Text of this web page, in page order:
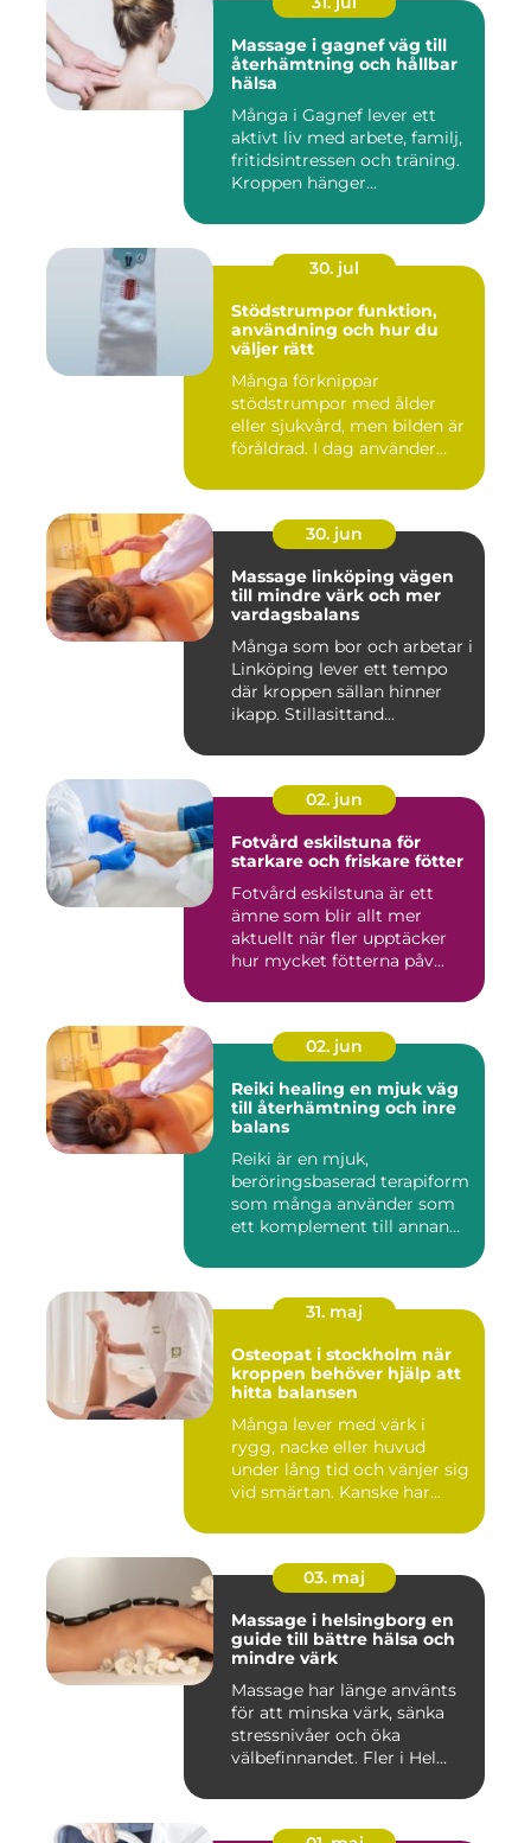
Massage i gagnef väg till
återhämtning och hållbar
hälsa
Många i Gagnef lever ett
aktivt liv med arbete, familj,
fritidsintressen och träning.
Kroppen hänger...
30. jul
Stödstrumpor funktion,
användning och hur du
väljer rätt
Många förknippar
stödstrumpor med ålder
eller sjukvård, men bilden är
föråldrad. I dag använder
30. jun
Massage linköping vägen
till mindre värk och mer
vardagsbalans
Många som bor och arbetar i
Linköping lever ett tempo
där kroppen sällan hinner
ikapp. Stillasittand...
02. jun
Fotvård eskilstuna för
starkare och friskare fötter
Fotvård eskilstuna är ett
ämne som blir allt mer
aktuellt när fler upptäcker
hur mycket fötterna påv...
02. jun
Reiki healing en mjuk väg
till återhämtning och inre
balans
Reiki är en mjuk,
beröringsbaserad terapiform
som många använder som
ett komplement till annan
31. maj
Osteopat i stockholm när
kroppen behöver hjälp att
hitta balansen
Många lever med värk i
rygg, nacke eller huvud
under lång tid och vänjer sig
vid smärtan. Kanske har...
03. maj
Massage i helsingborg en
guide till bättre hälsa och
mindre värk
Massage har länge använts
för att minska värk, sänka
stressnivåer och öka
välbefinnandet. Fler i Hel...